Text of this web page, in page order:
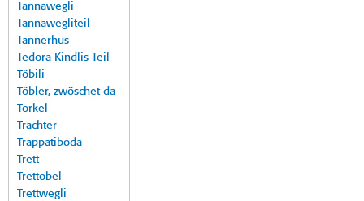
Tannawegli
Tannawegliteil
Tannerhus
Tedora Kindlis Teil
Töbili
Töbler, zwöschet da -
Torkel
Trachter
Trappatiboda
Trett
Trettobel
Trettwegli